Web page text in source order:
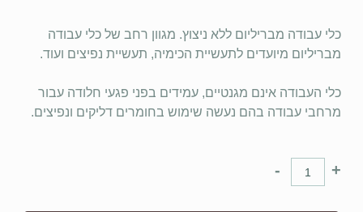
כלי עבודה מבריליום ללא ניצוץ. מגוון רחב של כלי עבודה
מבריליום מיועדים לתעשיית הכימיה, תעשיית נפיצים ועוד.
כלי העבודה אינם מגנטיים, עמידים בפני פגעי חלודה עבור
מרחבי עבודה בהם נעשה שימוש בחומרים דליקים ונפיצים.
+
-